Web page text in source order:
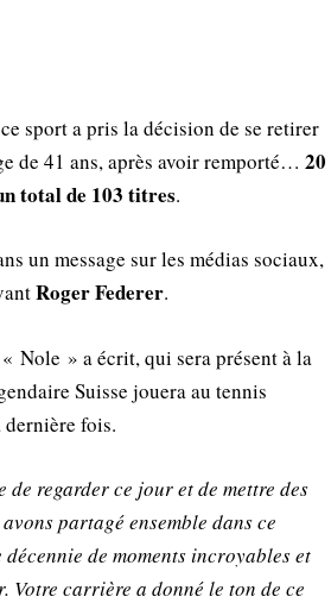
sport a pris la décision de se retirer
de 41 ans, après avoir remporté… 20
total de 103 titres.
un message sur les médias sociaux,
Roger Federer.
Nole » a écrit, qui sera présent à la
Suisse jouera au tennis
fois.
regarder ce jour et de mettre des
partagé ensemble dans ce
de moments incroyables et
Votre carrière a donné le ton de ce